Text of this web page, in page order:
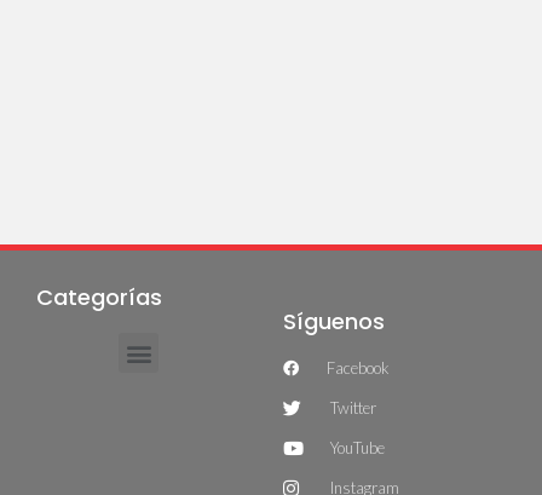
Categorías
Síguenos
Facebook
Twitter
YouTube
Instagram